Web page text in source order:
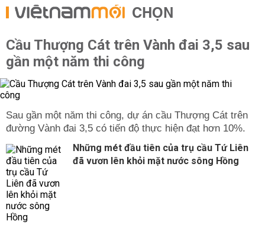
CHỌN
Cầu Thượng Cát trên Vành đai 3,5 sau
gần một năm thi công
Sau gần một năm thi công, dự án cầu Thượng Cát trên
đường Vành đai 3,5 có tiến độ thực hiện đạt hơn 10%.
Những mét đầu tiên của trụ cầu Tứ Liên
đã vươn lên khỏi mặt nước sông Hồng